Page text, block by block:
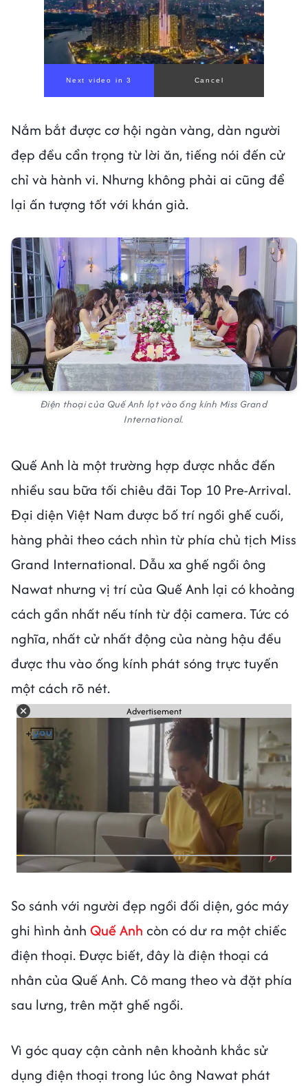
Next video in 2 Cancel
Nắm bắt được cơ hội ngàn vàng, dàn người
đẹp đều cẩn trọng từ lời ăn, tiếng nói đến cử
chỉ và hành vi. Nhưng không phải ai cũng để
lại ấn tượng tốt với khán giả.
Điện thoại của Quế Anh lọt vào ống kính Miss Grand
International.
Quế Anh là một trường hợp được nhắc đến
nhiều sau bữa tối chiêu đãi Top 10 Pre-Arrival.
Đại diện Việt Nam được bố trí ngồi ghế cuối,
hàng phải theo cách nhìn từ phía chủ tịch Miss
Grand International. Dẫu xa ghế ngồi ông
Nawat nhưng vị trí của Quế Anh lại có khoảng
cách gần nhất nếu tính từ đội camera. Tức có
nghĩa, nhất cử nhất động của nàng hậu đều
được thu vào ống kính phát sóng trực tuyến
một cách rõ nét.
Advertisement
So sánh với người đẹp ngồi đối diện, góc máy
ghi hình ảnh Quế Anh còn có dư ra một chiếc
điện thoại. Được biết, đây là điện thoại cá
nhân của Quế Anh. Cô mang theo và đặt phía
sau lưng, trên mặt ghế ngồi.
Vì góc quay cận cảnh nên khoảnh khắc sử
dụng điện thoại trong lúc ông Nawat phát